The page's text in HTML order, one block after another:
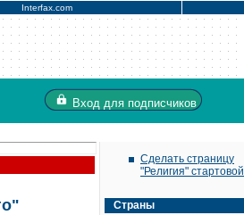
Interfax.com
Вход для подписчиков
Сделать страницу
"Религия" стартовой
Страны